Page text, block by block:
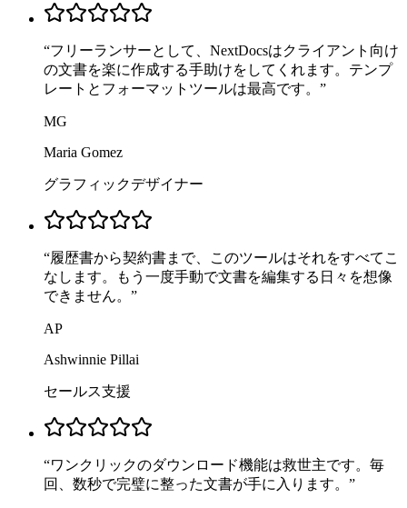
“フリーランサーとして、NextDocsはクライアント向け
の文書を楽に作成する手助けをしてくれます。テンプ
レートとフォーマットツールは最高です。 ”
MG
Maria Gomez
グラフィックデザイナー
“履歴書から契約書まで、このツールはそれをすべてこ
なします。もう一度手動で文書を編集する日々を想像
できません。 ”
AP
Ashwinnie Pillai
セールス支援
“ワンクリックのダウンロード機能は救世主です。毎
回、数秒で完璧に整った文書が手に入ります。 ”